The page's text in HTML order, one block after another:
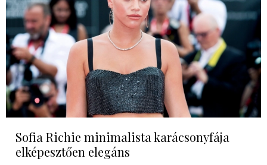
Sofia Richie minimalista karácsonyfája
elképesztően elegáns